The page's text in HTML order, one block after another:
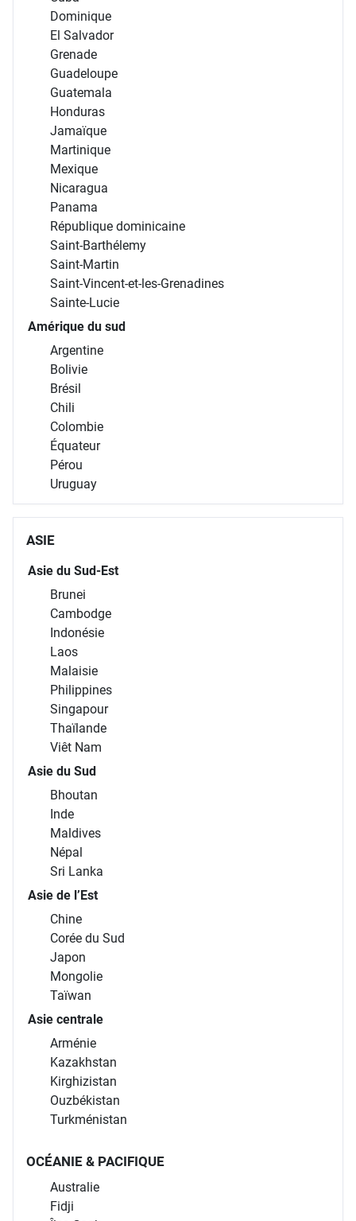
Canada
États-Unis
Côte Est
Côte Ouest
Mexique
Amérique Centrale et Caraïbes
Antigua-et-Barbuda
Antilles Néerlandaises
Bahamas
Barbade
Costa Rica
Cuba
Dominique
El Salvador
Grenade
Guadeloupe
Guatemala
Honduras
Jamaïque
Martinique
Mexique
Nicaragua
Panama
République dominicaine
Saint-Barthélemy
Saint-Vincent-et-les-Grenadines
Sainte-Lucie
Bolivie
Brésil
Chili
Colombie
Équateur
Pérou
Uruguay
ASIE
Brunei
Cambodge
Indonésie
Philippines
Singapour
Thaïlande
Viêt Nam
Inde
Maldives
Népal
Sri Lanka
Chine
Japon
Mongolie